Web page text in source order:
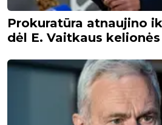
Prokuratūra atnaujino
dėl E. Vaitkaus